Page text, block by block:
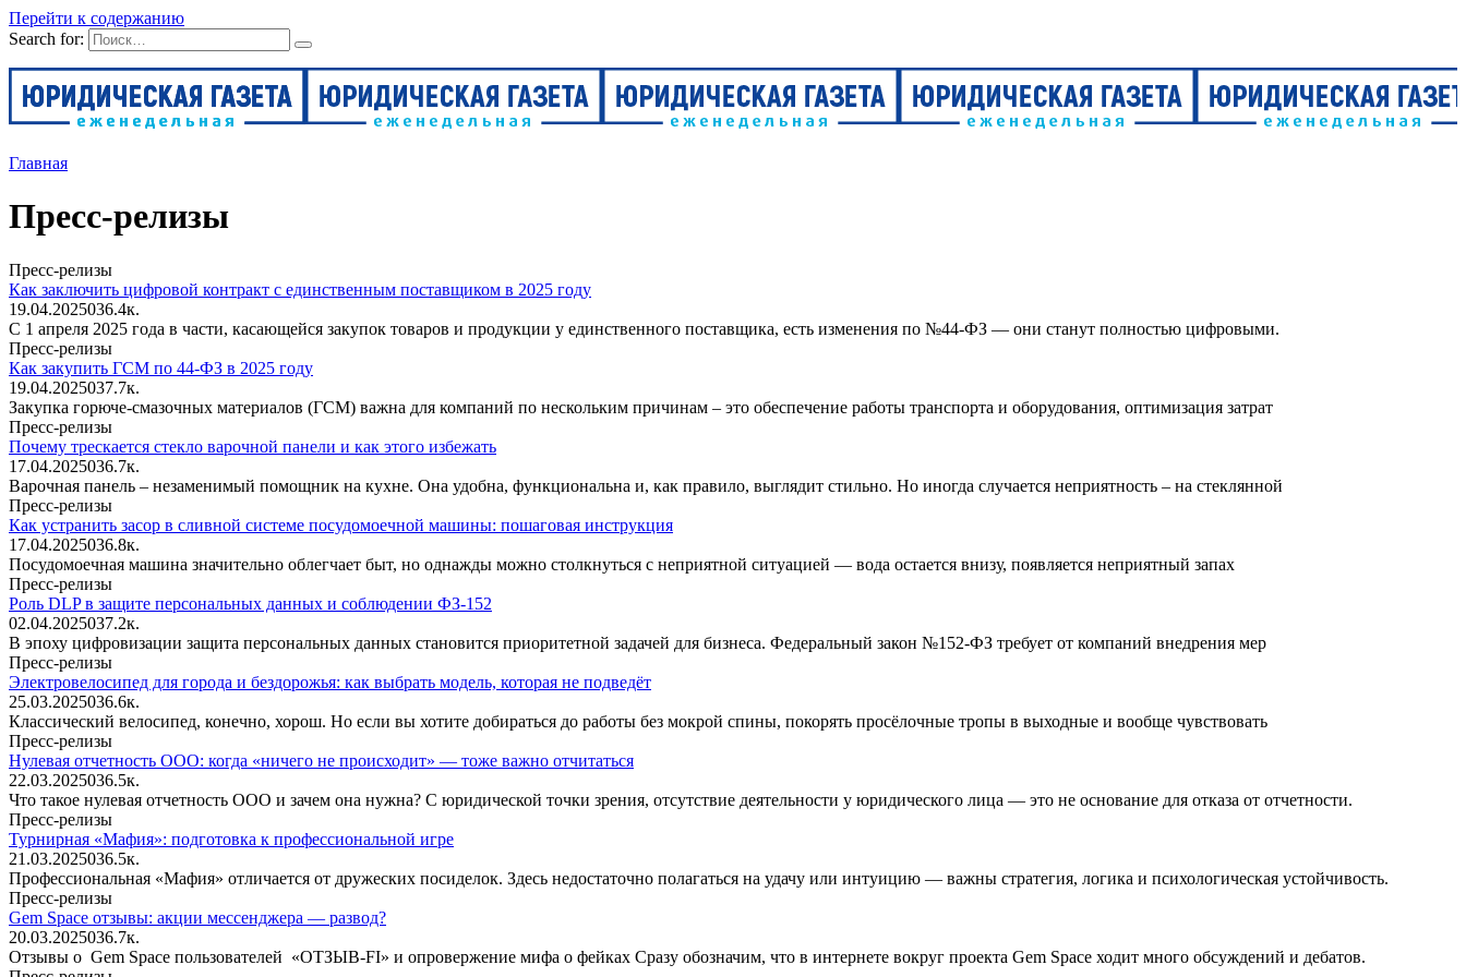
Перейти к содержанию
Search for:
Главная
Пресс-релизы
Пресс-релизы
Как заключить цифровой контракт с единственным поставщиком в 2025 году
19.04.2025036.4к.
С 1 апреля 2025 года в части, касающейся закупок товаров и продукции у единственного поставщика, есть изменения по №44-ФЗ — они станут полностью цифровыми.
Пресс-релизы
Как закупить ГСМ по 44-ФЗ в 2025 году
19.04.2025037.7к.
Закупка горюче-смазочных материалов (ГСМ) важна для компаний по нескольким причинам – это обеспечение работы транспорта и оборудования, оптимизация затрат
Пресс-релизы
Почему трескается стекло варочной панели и как этого избежать
17.04.2025036.7к.
Варочная панель – незаменимый помощник на кухне. Она удобна, функциональна и, как правило, выглядит стильно. Но иногда случается неприятность – на стеклянной
Пресс-релизы
Как устранить засор в сливной системе посудомоечной машины: пошаговая инструкция
17.04.2025036.8к.
Посудомоечная машина значительно облегчает быт, но однажды можно столкнуться с неприятной ситуацией — вода остается внизу, появляется неприятный запах
Пресс-релизы
Роль DLP в защите персональных данных и соблюдении ФЗ-152
02.04.2025037.2к.
В эпоху цифровизации защита персональных данных становится приоритетной задачей для бизнеса. Федеральный закон №152-ФЗ требует от компаний внедрения мер
Пресс-релизы
Электровелосипед для города и бездорожья: как выбрать модель, которая не подведёт
25.03.2025036.6к.
Классический велосипед, конечно, хорош. Но если вы хотите добираться до работы без мокрой спины, покорять просёлочные тропы в выходные и вообще чувствовать
Пресс-релизы
Нулевая отчетность ООО: когда «ничего не происходит» — тоже важно отчитаться
22.03.2025036.5к.
Что такое нулевая отчетность ООО и зачем она нужна? С юридической точки зрения, отсутствие деятельности у юридического лица — это не основание для отказа от отчетности.
Пресс-релизы
Турнирная «Мафия»: подготовка к профессиональной игре
21.03.2025036.5к.
Профессиональная «Мафия» отличается от дружеских посиделок. Здесь недостаточно полагаться на удачу или интуицию — важны стратегия, логика и психологическая устойчивость.
Пресс-релизы
Gem Space отзывы: акции мессенджера — развод?
20.03.2025036.7к.
Отзывы о Gem Space пользователей «ОТЗЫВ-FI» и опровержение мифа о фейках Сразу обозначим, что в интернете вокруг проекта Gem Space ходит много обсуждений и дебатов.